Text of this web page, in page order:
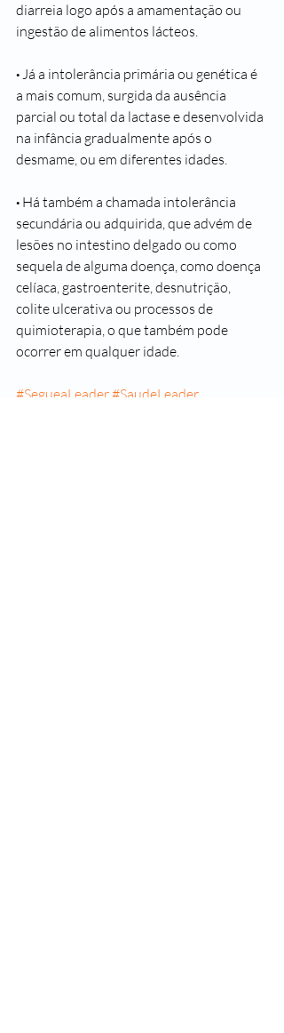
diarreia logo após a amamentação ou
ingestão de alimentos lácteos.
· Já a intolerância primária ou genética é
a mais comum, surgida da ausência
parcial ou total da lactase e desenvolvida
na infância gradualmente após o
desmame, ou em diferentes idades.
· Há também a chamada intolerância
secundária ou adquirida, que advém de
lesões no intestino delgado ou como
sequela de alguma doença, como doença
celíaca, gastroenterite, desnutrição,
colite ulcerativa ou processos de
quimioterapia, o que também pode
ocorrer em qualquer idade.
#SegueaLeader#SaudeLeader